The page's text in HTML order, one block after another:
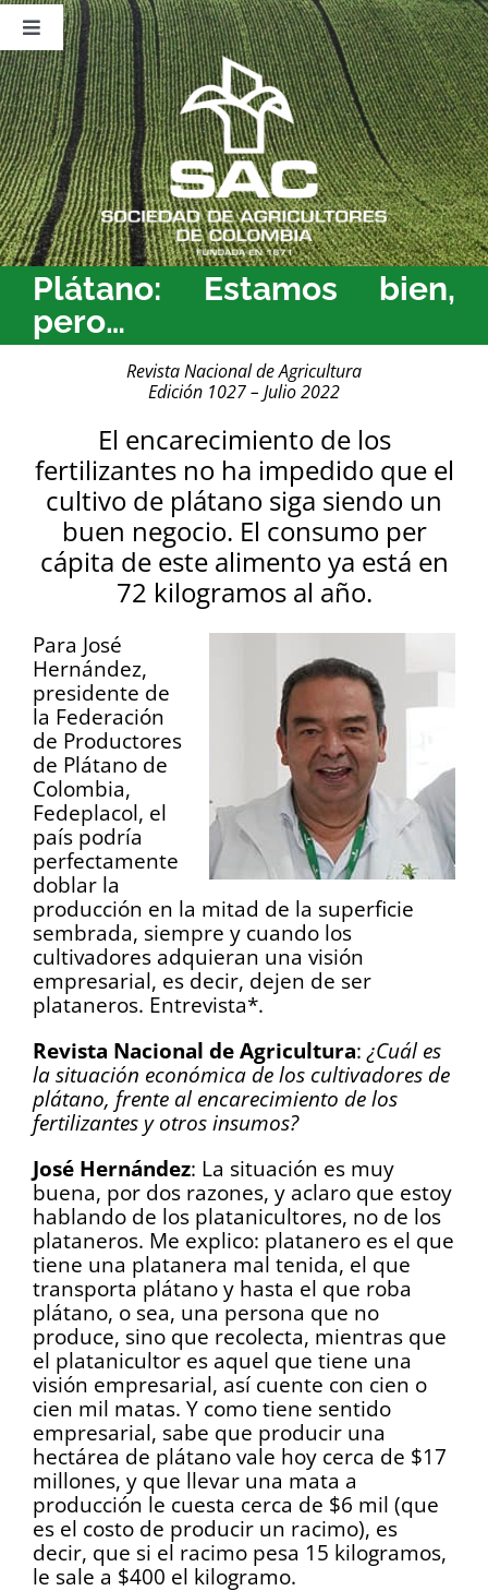
Saltar
contenido
Toggle
Navigation
Nosotros
Publicaciones
Sala de Prensa
Eventos
Plátano: Estamos bien,
pero…
Revista Nacional de Agricultura
Edición 1027 – Julio 2022
El encarecimiento de los
fertilizantes no ha impedido que el
cultivo de plátano siga siendo un
buen negocio. El consumo per
cápita de este alimento ya está en
72 kilogramos al año.
Para José
Hernández,
presidente de
la Federación
de Productores
de Plátano de
Colombia,
Fedeplacol, el
país podría
perfectamente
doblar la
producción en la mitad de la superficie
sembrada, siempre y cuando los
cultivadores adquieran una visión
empresarial, es decir, dejen de ser
plataneros. Entrevista*.
Revista Nacional de Agricultura: ¿Cuál es
la situación económica de los cultivadores de
plátano, frente al encarecimiento de los
fertilizantes y otros insumos?
José Hernández: La situación es muy
buena, por dos razones, y aclaro que estoy
hablando de los platanicultores, no de los
plataneros. Me explico: platanero es el que
tiene una platanera mal tenida, el que
transporta plátano y hasta el que roba
plátano, o sea, una persona que no
produce, sino que recolecta, mientras que
el platanicultor es aquel que tiene una
visión empresarial, así cuente con cien o
cien mil matas. Y como tiene sentido
empresarial, sabe que producir una
hectárea de plátano vale hoy cerca de $17
millones, y que llevar una mata a
producción le cuesta cerca de $6 mil (que
es el costo de producir un racimo), es
decir, que si el racimo pesa 15 kilogramos,
le sale a $400 el kilogramo.